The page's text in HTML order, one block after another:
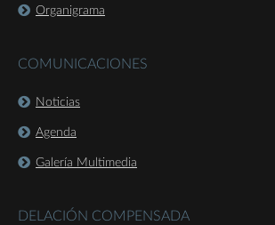
Organigrama
COMUNICACIONES
Noticias
Agenda
Galería Multimedia
DELACIÓN COMPENSADA